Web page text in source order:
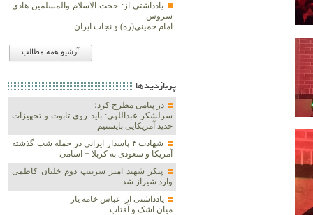
یادداشتی از: حجت الاسلام والمسلمین هادی
سروش
امام خمینی(ره) و نجات ایران
آرشیو همه مطالب
پربازديدها
در پیامی مطرح کرد؛
سرلشکر عبداللهی: باید روی تابوت و تجهیزات
جدید آمریکایی بایستیم
شهادت ۴ پاسدار ایرانی در حمله شب گذشته
آمریکا و سعودی به کربلا + اسامی
پیکر شهید امیر سرتیپ دوم خلبان کاظمی
وارد شیراز شد
یادداشتی از: عباس خامه یار
میان اشک و آفتاب…